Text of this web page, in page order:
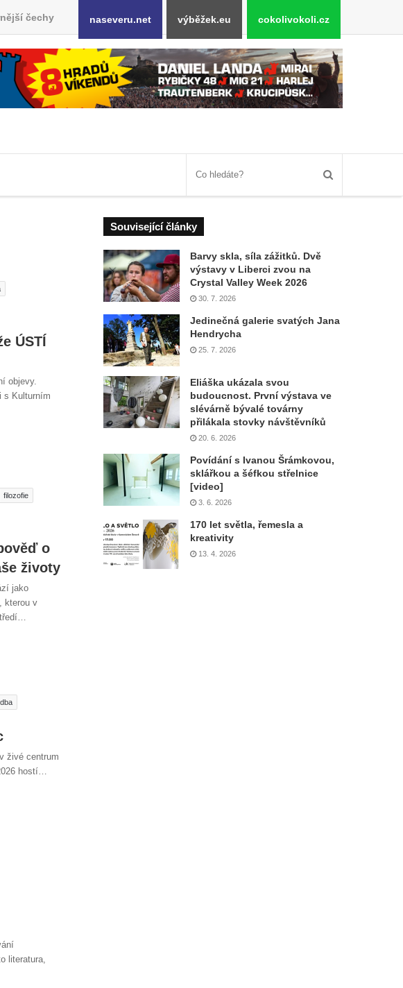
čechy naseveru.net výběžek.eu cokolivokoli.cz
ÚSTÍ
objevy.
s Kulturním
filozofie
o
životy
jako
kterou v
živé centrum
hostí…
literatura,
Související články
Barvy skla, síla zážitků. Dvě
výstavy v Liberci zvou na
Crystal Valley Week 2026
30. 7. 2026
Jedinečná galerie svatých Jana
Hendrycha
25. 7. 2026
Eliáška ukázala svou
budoucnost. První výstava ve
slévárně bývalé továrny
přilákala stovky návštěvníků
20. 6. 2026
Povídání s Ivanou Šrámkovou,
sklářkou a šéfkou střelnice
[video]
3. 6. 2026
170 let světla, řemesla a
kreativity
13. 4. 2026